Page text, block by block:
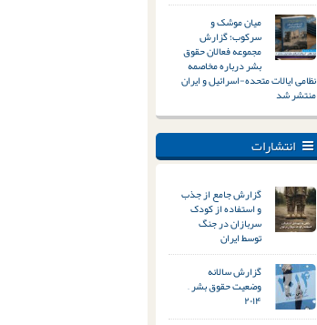
میان موشک و
سرکوب؛ گزارش
مجموعه فعالان حقوق
بشر درباره مخاصمه
نظامی ایالات متحده-اسرائیل و ایران
منتشر شد
انتشارات
گزارش جامع از جذب
و استفاده از کودک
سربازان در جنگ
توسط ایران
گزارش سالانه
وضعیت حقوق بشر –
۲۰۱۴